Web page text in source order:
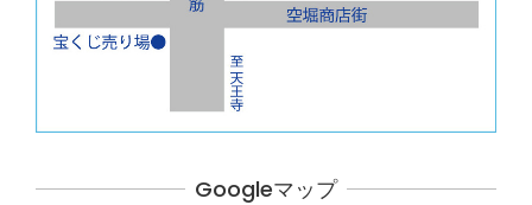
Googleマップ